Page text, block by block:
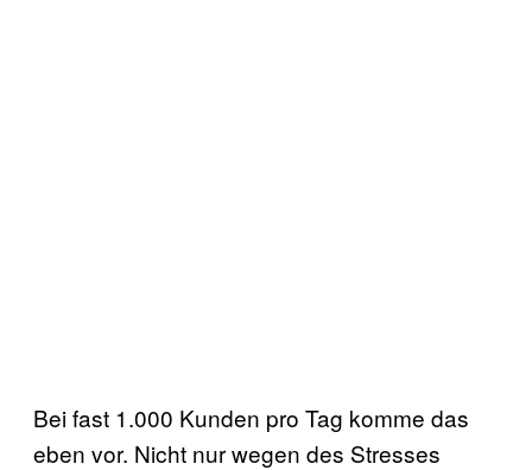
Bei fast 1.000 Kunden pro Tag komme das
eben vor. Nicht nur wegen des Stresses